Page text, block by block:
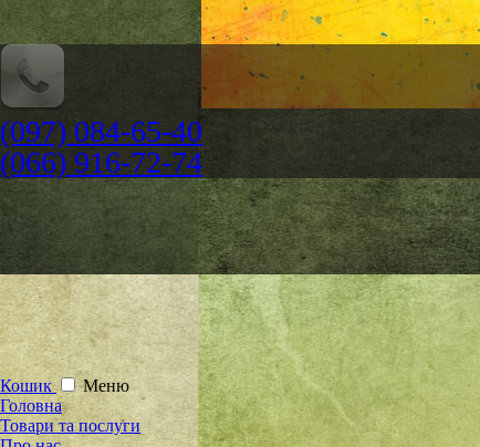
(097) 084-65-40
(066) 916-72-74
Кошик
Меню
Головна
Товари та послуги